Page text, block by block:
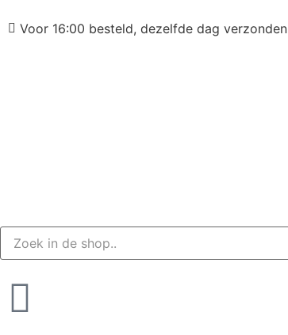
Voor 16:00 besteld, dezelfde dag verzonden